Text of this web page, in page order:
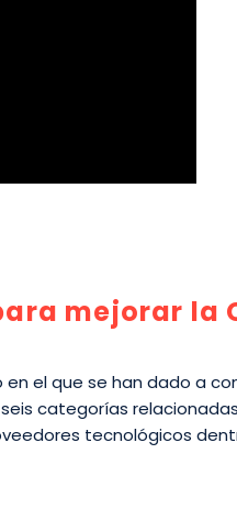
mejorar la
en el que se han dado a
categorías
tecnológicos